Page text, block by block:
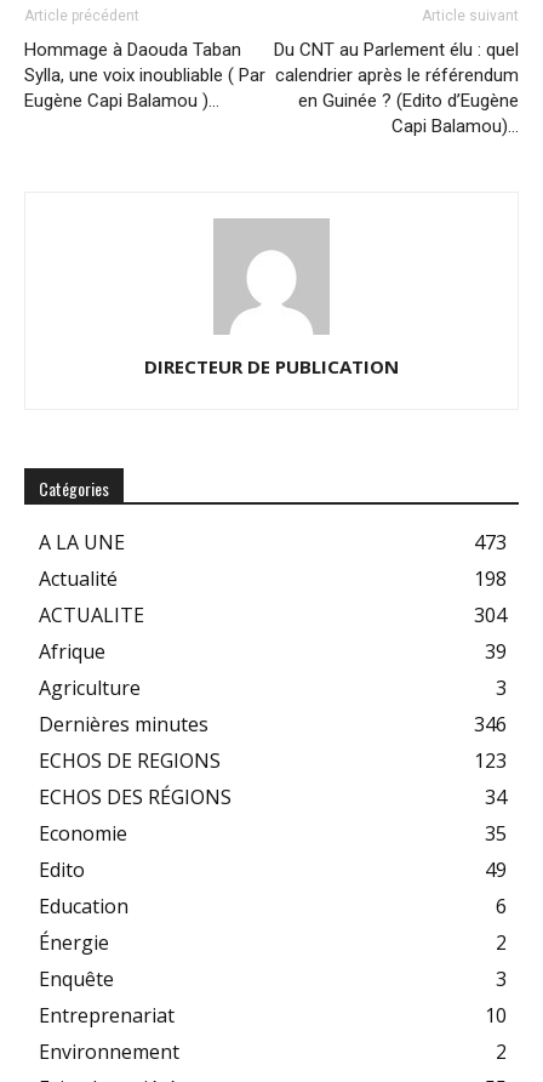
Article précédent
Hommage à Daouda Taban
Sylla, une voix inoubliable ( Par
Eugène Capi Balamou )…
Article suivant
Du CNT au Parlement élu : quel
calendrier après le référendum
en Guinée ? (Edito d’Eugène
Capi Balamou)…
DIRECTEUR DE PUBLICATION
Catégories
A LA UNE
473
Actualité
198
ACTUALITE
304
Afrique
39
Agriculture
3
Dernières minutes
346
ECHOS DE REGIONS
123
ECHOS DES RÉGIONS
34
Economie
35
Edito
49
Education
6
Énergie
2
Enquête
3
Entreprenariat
10
Environnement
2